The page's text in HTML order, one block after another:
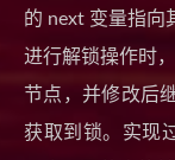
的 next 变量指向
进行解锁操作时
节点，并修改后
获取到锁。实现